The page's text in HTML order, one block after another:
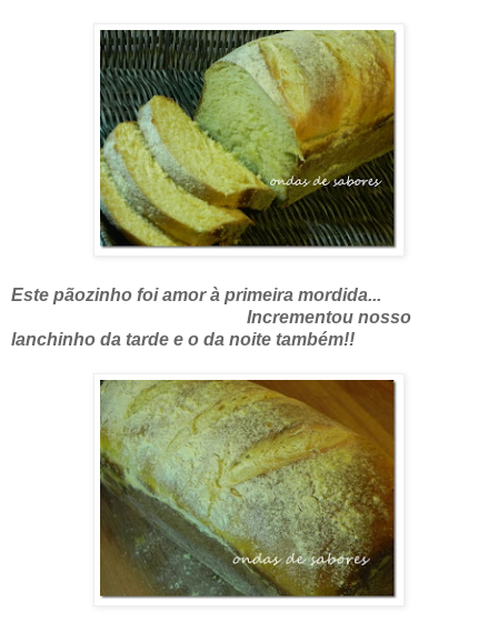
Este pãozinho foi amor à primeira mordida...
Incrementou nosso
lanchinho da tarde e o da noite também!!